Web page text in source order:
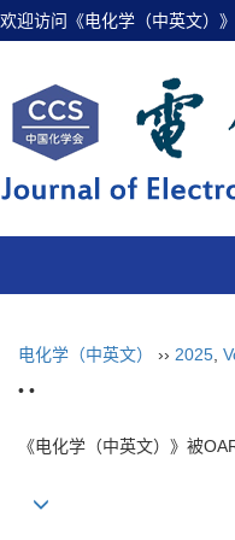
欢迎访问《电化学（中英文）
电化学（中英文） ›› 2025
• •
《电化学（中英文）》被